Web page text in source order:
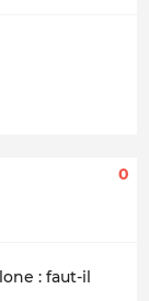
0
: faut-il